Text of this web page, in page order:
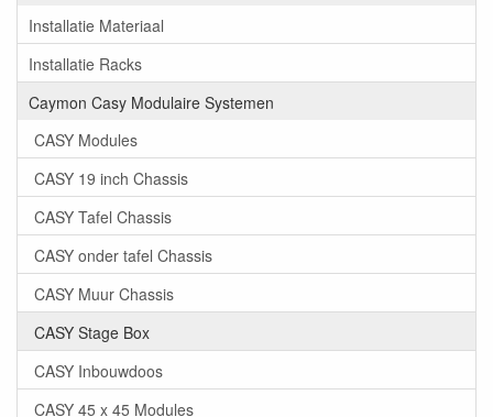
Installatie Materiaal
Installatie Racks
Caymon Casy Modulaire Systemen
CASY Modules
CASY 19 inch Chassis
CASY Tafel Chassis
CASY onder tafel Chassis
CASY Muur Chassis
CASY Stage Box
CASY Inbouwdoos
CASY 45 x 45 Modules